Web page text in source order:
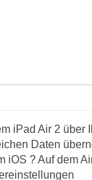
iPad Air 2
Daten
iOS ? Auf dem